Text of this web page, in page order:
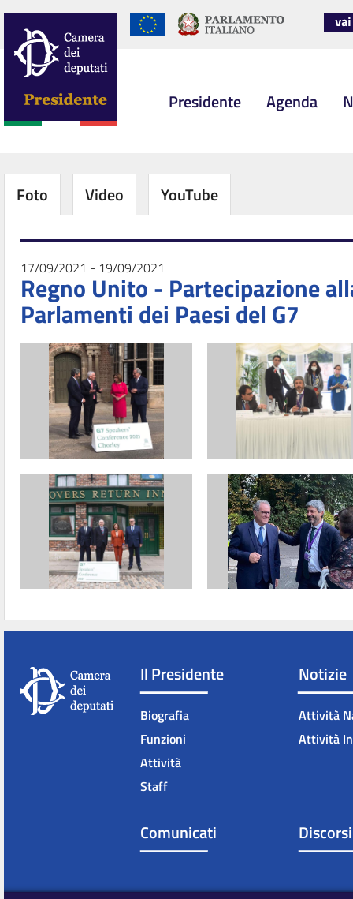
Presidente Agenda
Foto Video YouTube
17/09/2021 - 19/09/2021
Regno Unito - Partecipazione
Parlamenti dei Paesi del G7
Il Presidente
Biografia
Funzioni
Attività
Staff
Notizie
Attività
Attività
Comunicati Discorsi